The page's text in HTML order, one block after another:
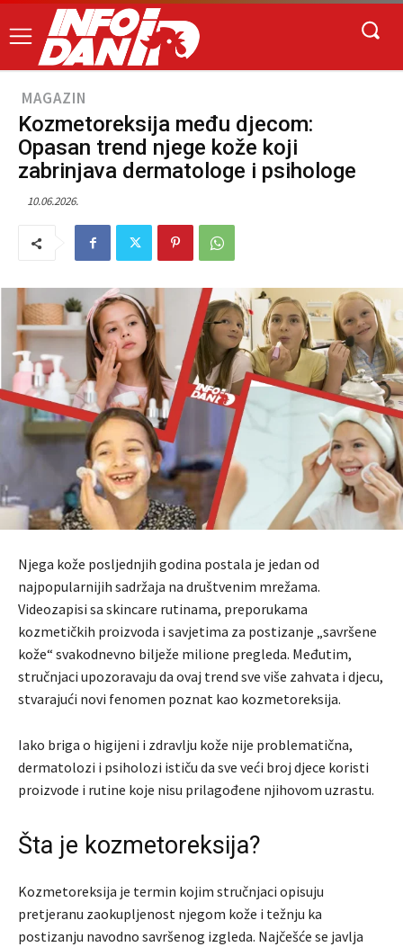
MAGAZIN
Kozmetoreksija među djecom:
Opasan trend njege kože koji
zabrinjava dermatologe i psihologe
10.06.2026.
Njega kože posljednjih godina postala je jedan od
najpopularnijih sadržaja na društvenim mrežama.
Videozapisi sa skincare rutinama, preporukama
kozmetičkih proizvoda i savjetima za postizanje „savršene
kože“ svakodnevno bilježe milione pregleda. Međutim,
stručnjaci upozoravaju da ovaj trend sve više zahvata i djecu,
stvarajući novi fenomen poznat kao kozmetoreksija.
Iako briga o higijeni i zdravlju kože nije problematična,
dermatolozi i psiholozi ističu da sve veći broj djece koristi
proizvode i rutine koje nisu prilagođene njihovom uzrastu.
Šta je kozmetoreksija?
Kozmetoreksija je termin kojim stručnjaci opisuju
pretjeranu zaokupljenost njegom kože i težnju ka
postizanju navodno savršenog izgleda. Najčešće se javlja